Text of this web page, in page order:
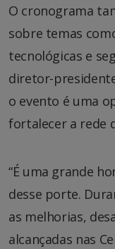
O cronograma
sobre temas
tecnológicas e
diretor-presidente
o evento é uma
fortalecer a rede
“É uma grande
desse porte.
as melhorias,
alcançadas nas